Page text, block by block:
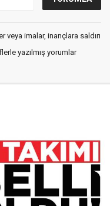
imalar, inançlara saldırı
yazılmış yorumlar